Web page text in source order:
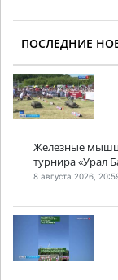
ПОСЛЕДНИЕ
Железные
турнира «Урал
8 августа 2026,